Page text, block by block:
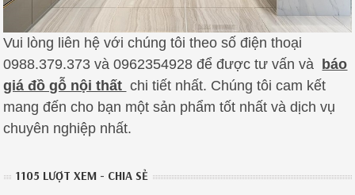
Vui lòng liên hệ với chúng tôi theo số điện thoại
0988.379.373 và 0962354928 để được tư vấn và báo
giá đồ gỗ nội thất chi tiết nhất. Chúng tôi cam kết
mang đến cho bạn một sản phẩm tốt nhất và dịch vụ
chuyên nghiệp nhất.
1105 LƯỢT XEM - CHIA SẺ